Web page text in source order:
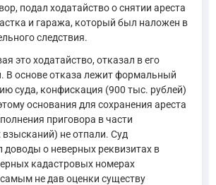
подал ходатайство о снятии ареста
и гаража, который был наложен в
следствия.
это ходатайство, отказал в его
В основе отказа лежит формальный
суда, конфискация (900 тыс. рублей)
основания для сохранения ареста
приговора в части
не отпали. Суд
доводы о неверных реквизитах в
кадастровых номерах
не дав оценки существу